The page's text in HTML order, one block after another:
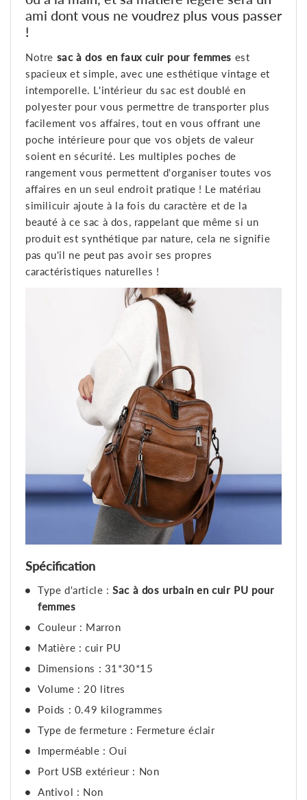
ami dont vous ne voudrez plus vous passer
!
Notre sac à dos en faux cuir pour femmes est
spacieux et simple, avec une esthétique vintage et
intemporelle. L'intérieur du sac est doublé en
polyester pour vous permettre de transporter plus
facilement vos affaires, tout en vous offrant une
poche intérieure pour que vos objets de valeur
soient en sécurité. Les multiples poches de
rangement vous permettent d'organiser toutes vos
affaires en un seul endroit pratique ! Le matériau
similicuir ajoute à la fois du caractère et de la
beauté à ce sac à dos, rappelant que même si un
produit est synthétique par nature, cela ne signifie
pas qu'il ne peut pas avoir ses propres
caractéristiques naturelles !
Spécification
Type d'article :Sac à dos urbain en cuir PU pour
femmes
Couleur : Marron
Matière : cuir PU
Dimensions : 31*30*15
Volume : 20 litres
Poids : 0.49 kilogrammes
Type de fermeture : Fermeture éclair
Imperméable : Oui
Port USB extérieur : Non
Antivol : Non